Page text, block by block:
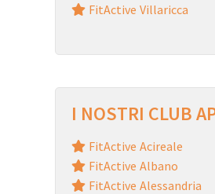
FitActive Villaricca
I NOSTRI CLUB
FitActive Acireale
FitActive Albano
FitActive Alessandria